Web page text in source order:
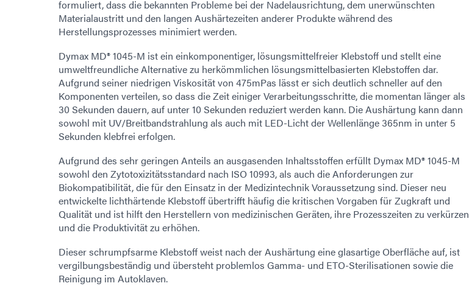
formuliert, dass die bekannten Probleme bei der Nadelausrichtung, dem unerwünschten
Materialaustritt und den langen Aushärtezeiten anderer Produkte während des
Herstellungsprozesses minimiert werden.
Dymax MD® 1045-M ist ein einkomponentiger, lösungsmittelfreier Klebstoff und stellt eine
umweltfreundliche Alternative zu herkömmlichen lösungsmittelbasierten Klebstoffen dar.
Aufgrund seiner niedrigen Viskosität von 475mPas lässt er sich deutlich schneller auf den
Komponenten verteilen, so dass die Zeit einiger Verarbeitungsschritte, die momentan länger als
30 Sekunden dauern, auf unter 10 Sekunden reduziert werden kann. Die Aushärtung kann dann
sowohl mit UV/Breitbandstrahlung als auch mit LED-Licht der Wellenlänge 365nm in unter 5
Sekunden klebfrei erfolgen.
Aufgrund des sehr geringen Anteils an ausgasenden Inhaltsstoffen erfüllt Dymax MD® 1045-M
sowohl den Zytotoxizitätsstandard nach ISO 10993, als auch die Anforderungen zur
Biokompatibilität, die für den Einsatz in der Medizintechnik Voraussetzung sind. Dieser neu
entwickelte lichthärtende Klebstoff übertrifft häufig die kritischen Vorgaben für Zugkraft und
Qualität und ist hilft den Herstellern von medizinischen Geräten, ihre Prozesszeiten zu verkürzen
und die Produktivität zu erhöhen.
Dieser schrumpfsarme Klebstoff weist nach der Aushärtung eine glasartige Oberfläche auf, ist
vergilbungsbeständig und übersteht problemlos Gamma- und ETO-Sterilisationen sowie die
Reinigung im Autoklaven.